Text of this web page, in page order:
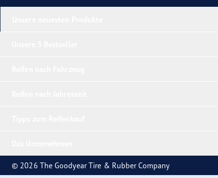
© 2026 The Goodyear Tire & Rubber Company